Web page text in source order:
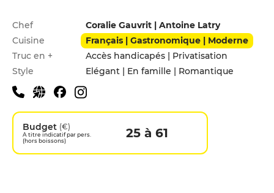
Infos pratiques
Chef
Coralie Gauvrit | Antoine Latry
Cuisine
Français | Gastronomique | Moderne
Truc en +
Accès handicapés | Privatisation
Style
Elégant | En famille | Romantique
Budget (€)
A titre indicatif par pers.
(hors boissons)
25 à 61